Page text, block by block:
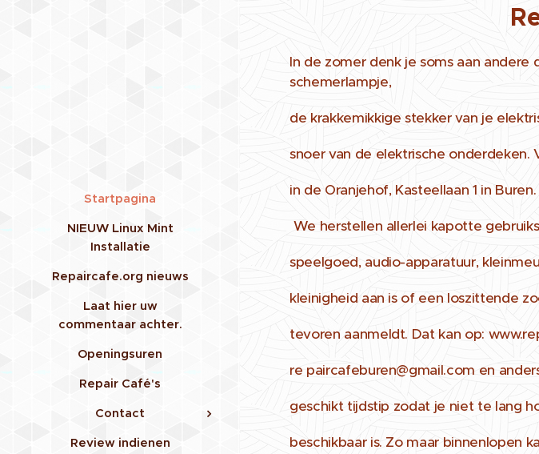
Startpagina
NIEUW Linux Mint
Installatie
Repaircafe.org nieuws
Laat hier uw
commentaar achter.
Openingsuren
Repair Café's
Contact
Review indienen
In de zomer denk je soms aan
schemerlampje,
de krakkemikkige stekker van je
snoer van de elektrische onderdeken.
in de Oranjehof, Kasteellaan 1 in Buren.
We herstellen allerlei kapotte
speelgoed, audio-apparatuur,
kleinigheid aan is of een loszittende
tevoren aanmeldt. Dat kan op:
re paircafeburen@gmail.com en
geschikt tijdstip zodat je niet te lang
beschikbaar is. Zo maar binnenlopen